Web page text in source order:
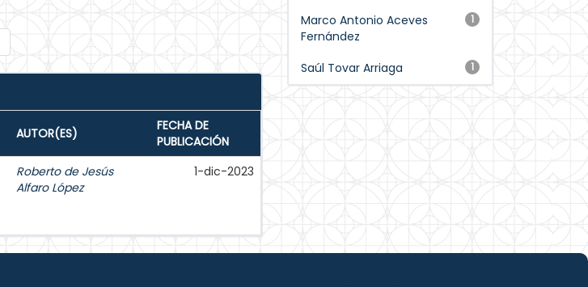
AUTOR(ES)
FECHA DE
PUBLICACIÓN
Roberto de Jesús
Alfaro López
1-dic-2023
1
Marco Antonio Aceves
Fernández
1
Saúl Tovar Arriaga